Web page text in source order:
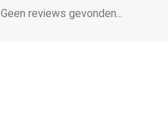
Geen reviews gevonden...